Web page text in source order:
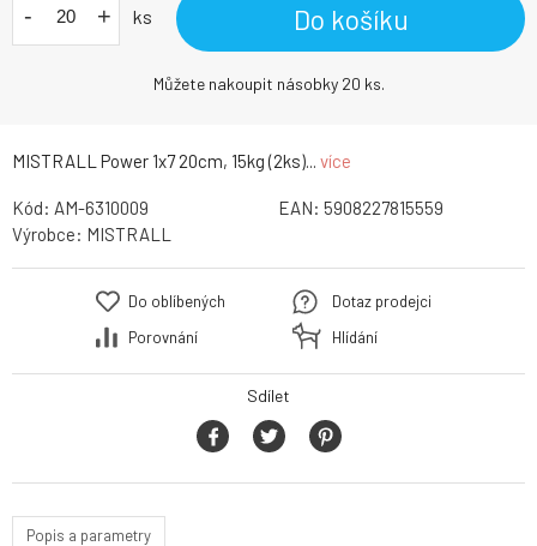
MISTRALL Power 1x7 20cm, 15kg (2ks)... více
- + ks Do košíku
Můžete nakoupit násobky 20 ks.
Kód: AM-6310009 EAN: 5908227815559
Výrobce: MISTRALL
Do oblíbených
Porovnání
Dotaz prodejci
Hlídání
Sdílet
Popis a parametry